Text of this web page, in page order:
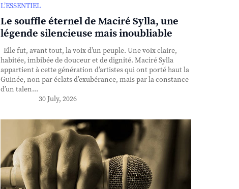
L’ESSENTIEL
Le souffle éternel de Maciré Sylla, une
légende silencieuse mais inoubliable
Elle fut, avant tout, la voix d’un peuple. Une voix claire,
habitée, imbibée de douceur et de dignité. Maciré Sylla
appartient à cette génération d’artistes qui ont porté haut la
Guinée, non par éclats d’exubérance, mais par la constance
d’un talen...
30 July, 2026